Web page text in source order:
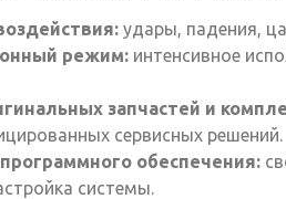
удары, падения,
режим: интенсивное
запчастей и
сервисных решений.
обеспечения:
системы.